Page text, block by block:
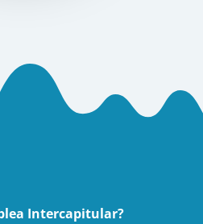
Intercapitular?